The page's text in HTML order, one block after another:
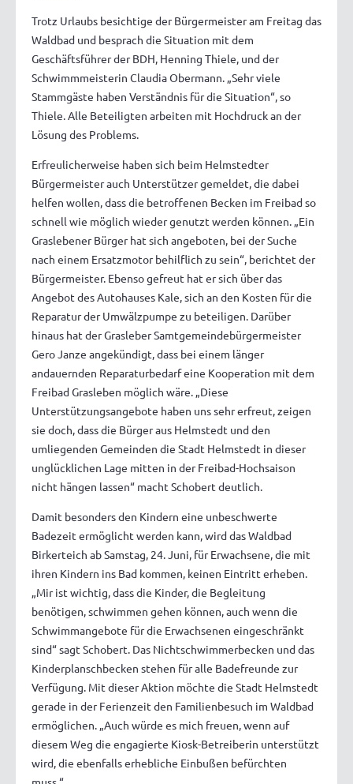
Trotz Urlaubs besichtige der Bürgermeister am Freitag das
Waldbad und besprach die Situation mit dem
Geschäftsführer der BDH, Henning Thiele, und der
Schwimmmeisterin Claudia Obermann. „Sehr viele
Stammgäste haben Verständnis für die Situation“, so
Thiele. Alle Beteiligten arbeiten mit Hochdruck an der
Lösung des Problems.
Erfreulicherweise haben sich beim Helmstedter
Bürgermeister auch Unterstützer gemeldet, die dabei
helfen wollen, dass die betroffenen Becken im Freibad so
schnell wie möglich wieder genutzt werden können. „Ein
Graslebener Bürger hat sich angeboten, bei der Suche
nach einem Ersatzmotor behilflich zu sein“, berichtet der
Bürgermeister. Ebenso gefreut hat er sich über das
Angebot des Autohauses Kale, sich an den Kosten für die
Reparatur der Umwälzpumpe zu beteiligen. Darüber
hinaus hat der Grasleber Samtgemeindebürgermeister
Gero Janze angekündigt, dass bei einem länger
andauernden Reparaturbedarf eine Kooperation mit dem
Freibad Grasleben möglich wäre. „Diese
Unterstützungsangebote haben uns sehr erfreut, zeigen
sie doch, dass die Bürger aus Helmstedt und den
umliegenden Gemeinden die Stadt Helmstedt in dieser
unglücklichen Lage mitten in der Freibad-Hochsaison
nicht hängen lassen“ macht Schobert deutlich.
Damit besonders den Kindern eine unbeschwerte
Badezeit ermöglicht werden kann, wird das Waldbad
Birkerteich ab Samstag, 24. Juni, für Erwachsene, die mit
ihren Kindern ins Bad kommen, keinen Eintritt erheben.
„Mir ist wichtig, dass die Kinder, die Begleitung
benötigen, schwimmen gehen können, auch wenn die
Schwimmangebote für die Erwachsenen eingeschränkt
sind“ sagt Schobert. Das Nichtschwimmerbecken und das
Kinderplanschbecken stehen für alle Badefreunde zur
Verfügung. Mit dieser Aktion möchte die Stadt Helmstedt
gerade in der Ferienzeit den Familienbesuch im Waldbad
ermöglichen. „Auch würde es mich freuen, wenn auf
diesem Weg die engagierte Kiosk-Betreiberin unterstützt
wird, die ebenfalls erhebliche Einbußen befürchten